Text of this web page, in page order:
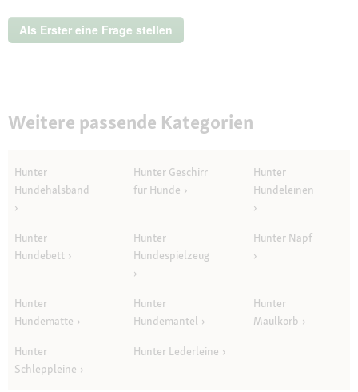
ein
modales
Als Erster eine Frage stellen
Weitere passende Kategorien
Hunter
Hundehalsband
Hunter Geschirr
für Hunde
Hunter
Hundeleinen
Hunter
Hundebett
Hunter
Hundespielzeug
Hunter Napf
Hunter
Hundematte
Hunter
Hundemantel
Hunter
Maulkorb
Hunter
Schleppleine
Hunter Lederleine